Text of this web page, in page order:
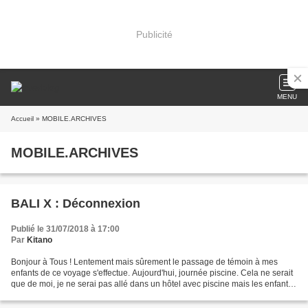
Publicité
MENU
Accueil » MOBILE.ARCHIVES
MOBILE.ARCHIVES
BALI X : Déconnexion
Publié le 31/07/2018 à 17:00
Par Kitano
Bonjour à Tous ! Lentement mais sûrement le passage de témoin à mes
enfants de ce voyage s'effectue. Aujourd'hui, journée piscine. Cela ne serait
que de moi, je ne serai pas allé dans un hôtel avec piscine mais les enfants